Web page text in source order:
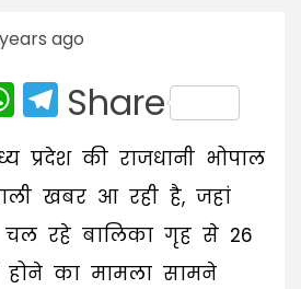
ago
WhatsApp
Telegram
Share
प्रदेश की राजधानी भोपाल
खबर आ रही है, जहां
रहे बालिका गृह से 26
होने का मामला सामने